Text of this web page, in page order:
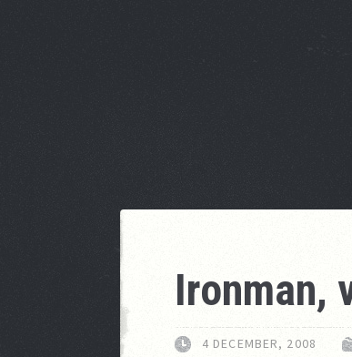
Ironman,
4 DECEMBER, 2008